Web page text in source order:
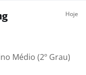
Hoje
Médio (2º Grau)